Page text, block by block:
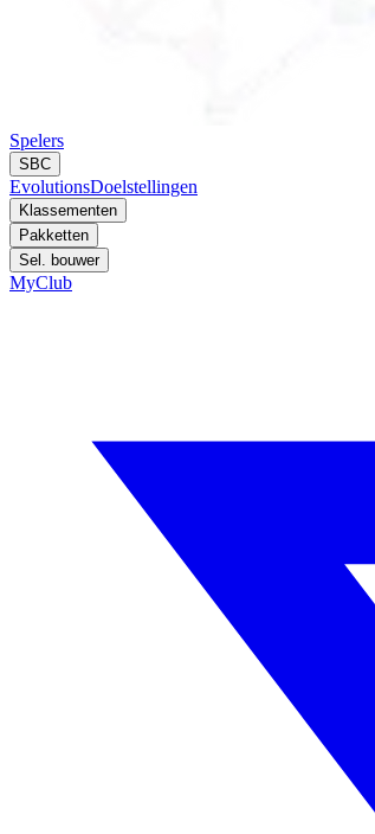
Spelers
SBC
EvolutionsDoelstellingen
Klassementen
Pakketten
Sel. bouwer
MyClub